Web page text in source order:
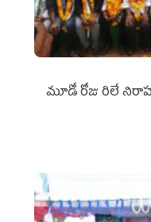
మూడో రోజు రిలే